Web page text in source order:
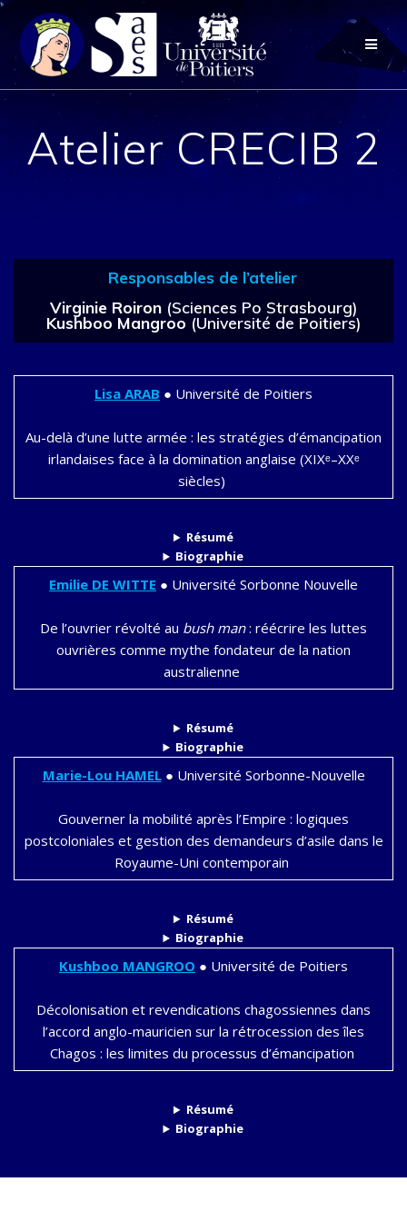
Passer
au
contenu
Atelier CRECIB 2
Responsables de l’atelier
Virginie Roiron (Sciences Po Strasbourg)
Kushboo Mangroo (Université de Poitiers)
Lisa ARAB ● Université de Poitiers
Au-delà d’une lutte armée : les stratégies d’émancipation
irlandaises face à la domination anglaise (XIXᵉ–XXᵉ
siècles)
Résumé
Biographie
Emilie DE WITTE ● Université Sorbonne Nouvelle
De l’ouvrier révolté au bush man: réécrire les luttes
ouvrières comme mythe fondateur de la nation
australienne
Résumé
Biographie
Marie-Lou HAMEL● Université Sorbonne-Nouvelle
Gouverner la mobilité après l’Empire : logiques
postcoloniales et gestion des demandeurs d’asile dans le
Royaume-Uni contemporain
Résumé
Biographie
Kushboo MANGROO ● Université de Poitiers
Décolonisation et revendications chagossiennes dans
l’accord anglo-mauricien sur la rétrocession des îles
Chagos : les limites du processus d’émancipation
Résumé
Biographie